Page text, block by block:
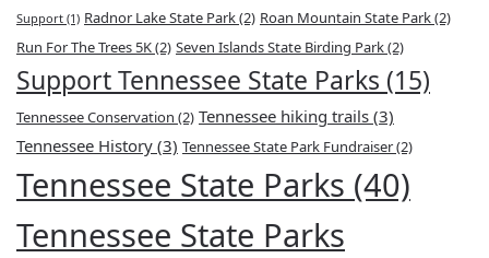
Support (1) Radnor Lake State Park(2) Roan Mountain State Park(2)
Run For The Trees 5K(2) Seven Islands State Birding Park(2)
Support Tennessee State Parks (15)
Tennessee Conservation (2) Tennessee hiking trails (3)
Tennessee History (3) Tennessee State Park Fundraiser(2)
Tennessee State Parks (40)
Tennessee State Parks